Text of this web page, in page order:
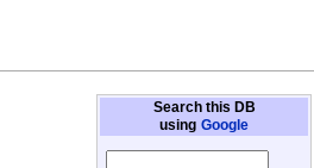
Search this DB
using Google